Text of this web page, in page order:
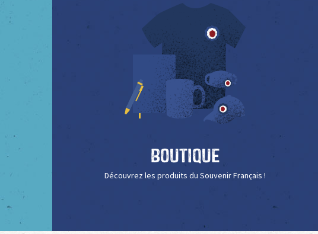
Boutique
Découvrez les produits du Souvenir Français !